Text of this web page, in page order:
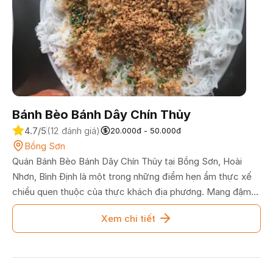
Bánh Bèo Bánh Dây Chín Thủy
4.7/5 (12 đánh giá) 20.000đ - 50.000đ
Bồng Sơn
Quán Bánh Bèo Bánh Dây Chín Thủy tại Bồng Sơn, Hoài
Nhơn, Bình Định là một trong những điểm hẹn ẩm thực xế
chiều quen thuộc của thực khách địa phương. Mang đậm
phong cách bình dân, dã dặn, quán Chín Thủy chinh phục
người ăn bằng thế giới các món bánh quê ngon miệng như
Xem chi tiết